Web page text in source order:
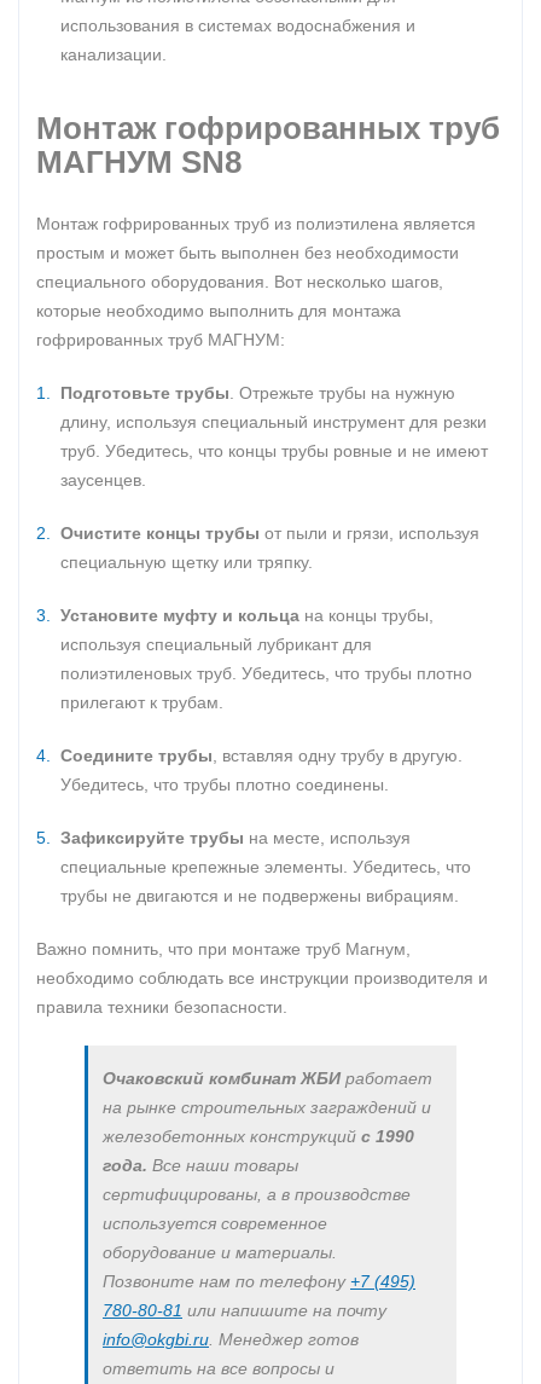
использования в системах водоснабжения и
канализации.
Монтаж гофрированных труб
МАГНУМ SN8
Монтаж гофрированных труб из полиэтилена является
простым и может быть выполнен без необходимости
специального оборудования. Вот несколько шагов,
которые необходимо выполнить для монтажа
гофрированных труб МАГНУМ:
Подготовьте трубы . Отрежьте трубы на нужную
длину, используя специальный инструмент для резки
труб. Убедитесь, что концы трубы ровные и не имеют
заусенцев.
Очистите концы трубы от пыли и грязи, используя
специальную щетку или тряпку.
Установите муфту и кольца на концы трубы,
используя специальный лубрикант для
полиэтиленовых труб. Убедитесь, что трубы плотно
прилегают к трубам.
Соедините трубы , вставляя одну трубу в другую.
Убедитесь, что трубы плотно соединены.
Зафиксируйте трубы на месте, используя
специальные крепежные элементы. Убедитесь, что
трубы не двигаются и не подвержены вибрациям.
Важно помнить, что при монтаже труб Магнум,
необходимо соблюдать все инструкции производителя и
правила техники безопасности.
Очаковский комбинат ЖБИработает
на рынке строительных заграждений и
железобетонных конструкций с 1990
года. Все наши товары
сертифицированы, а в производстве
используется современное
оборудование и материалы.
Позвоните нам по телефону+7 (495)
780-80-81 или напишите на почту
info@okgbi.ru . Менеджер готов
ответить на все вопросы и